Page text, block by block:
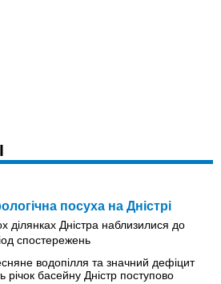
посуха на Дністрі
водопілля та значний дефіцит
річок басейну Дністр поступово